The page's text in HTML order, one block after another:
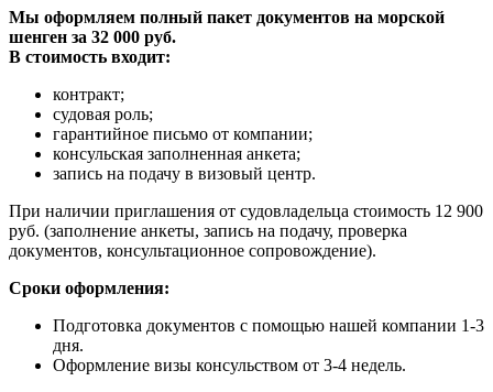
Мы оформляем полный пакет документов на морской
шенген за 32 000 руб.
В стоимость входит:
контракт;
судовая роль;
гарантийное письмо от компании;
консульская заполненная анкета;
запись на подачу в визовый центр.
При наличии приглашения от судовладельца стоимость 12 900
руб. (заполнение анкеты, запись на подачу, проверка
документов, консультационное сопровождение).
Сроки оформления:
Подготовка документов с помощью нашей компании 1-3
дня.
Оформление визы консульством от 3-4 недель.